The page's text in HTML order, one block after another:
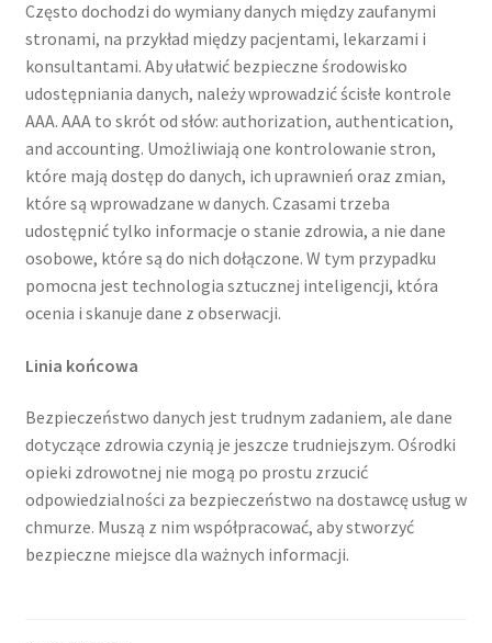
Często dochodzi do wymiany danych między zaufanymi
stronami, na przykład między pacjentami, lekarzami i
konsultantami. Aby ułatwić bezpieczne środowisko
udostępniania danych, należy wprowadzić ścisłe kontrole
AAA. AAA to skrót od słów: authorization, authentication,
and accounting. Umożliwiają one kontrolowanie stron,
które mają dostęp do danych, ich uprawnień oraz zmian,
które są wprowadzane w danych. Czasami trzeba
udostępnić tylko informacje o stanie zdrowia, a nie dane
osobowe, które są do nich dołączone. W tym przypadku
pomocna jest technologia sztucznej inteligencji, która
ocenia i skanuje dane z obserwacji.
Linia końcowa
Bezpieczeństwo danych jest trudnym zadaniem, ale dane
dotyczące zdrowia czynią je jeszcze trudniejszym. Ośrodki
opieki zdrowotnej nie mogą po prostu zrzucić
odpowiedzialności za bezpieczeństwo na dostawcę usług w
chmurze. Muszą z nim współpracować, aby stworzyć
bezpieczne miejsce dla ważnych informacji.